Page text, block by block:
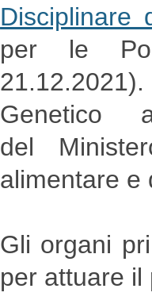
Disciplinare
per le
Genetico
del
alimentare e
Gli organi
per attuare il